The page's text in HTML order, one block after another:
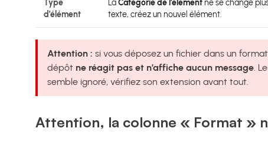
Type
d’élément
LaCatégorie de l’élémentne se change
texte, créez un nouvel élément.
Attention : si vous déposez un fichier dans un
dépôt ne réagit pas et n’affiche aucun message .
semble ignoré, vérifiez son extension avant tout.
Attention, la colonne « Format »